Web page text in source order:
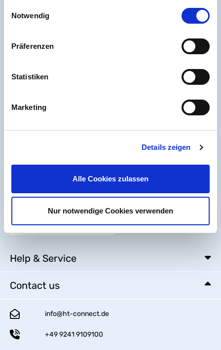
Cookies, wenn Sie unsere Webseite weiterhin nutzen.
Notwendig
Präferenzen
Statistiken
Marketing
Details zeigen
Alle Cookies zulassen
Nur notwendige Cookies verwenden
Jobs
Accessibility Statement
Help & Service
Contact us
info@ht-connect.de
+49 9241 9109100